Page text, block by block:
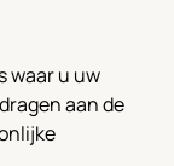
waar u uw
aan de